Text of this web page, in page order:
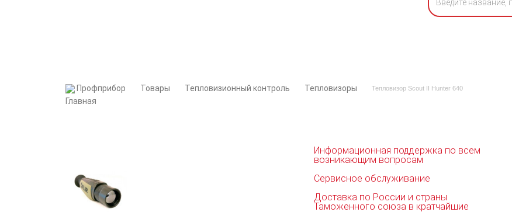
Профприбор Товары Тепловизионный контроль Тепловизоры Тепловизор Scout II Hunter 640
Информационная поддержка по всем
возникающим вопросам
Сервисное обслуживание
Доставка по России и страны
Таможенного союза в кратчайшие